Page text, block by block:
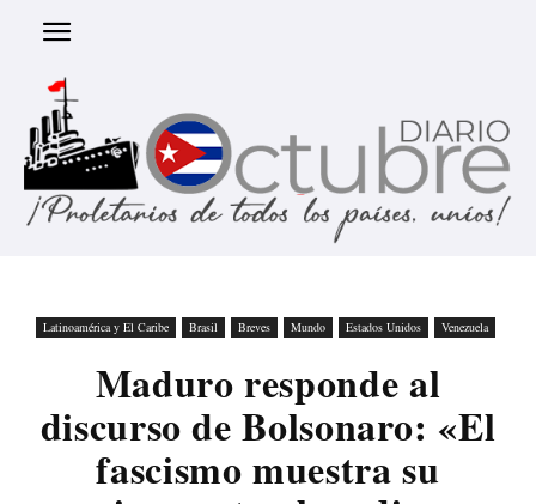
Latinoamérica y El Caribe Brasil Breves Mundo Estados Unidos Venezuela
Maduro responde al
discurso de Bolsonaro: «El
fascismo muestra su